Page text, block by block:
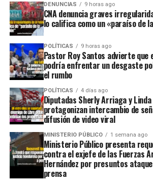
DENUNCIAS 9 horas ago
CNA denuncia graves
lo califica como un «paraíso de
POLÍTICAS 9 horas ago
Pastor Roy Santos advierte que
podría enfrentar un desgaste
el rumbo
POLÍTICAS 4 días ago
Diputadas Sherly Arriaga y
protagonizan intercambio de
difusión de video viral
MINISTERIO PÚBLICO 1 semana ago
Ministerio Público presenta
contra el exjefe de las Fuerzas
Hernández por presuntos
prensa